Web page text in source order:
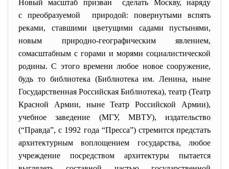
Новый масштаб призван сделать Москву, наряду
с преобразуемой природой: повернутыми вспять
реками, ставшими цветущими садами пустынями,
новым природно-географическим явлением,
сомасштабным с горами и морями социалистической
родины. С этого времени любое новое сооружение,
будь то библиотека (Библиотека им. Ленина, ныне
Государственная Российская Библиотека), театр (Театр
Красной Армии, ныне Театр Российской Армии),
учебное заведение (МГУ, МВТУ), издательство
(“Правда”, с 1992 года “Пресса”) стремится предстать
архитектурным воплощением государства, любое
учреждение посредством архитектуры пытается